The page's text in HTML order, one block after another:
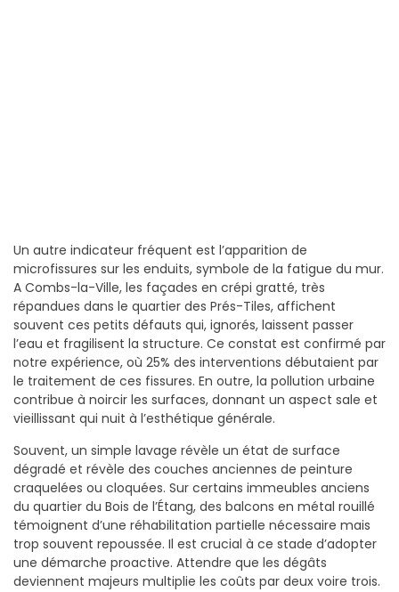
Un autre indicateur fréquent est l’apparition de
microfissures sur les enduits, symbole de la fatigue du mur.
A Combs-la-Ville, les façades en crépi gratté, très
répandues dans le quartier des Prés-Tiles, affichent
souvent ces petits défauts qui, ignorés, laissent passer
l’eau et fragilisent la structure. Ce constat est confirmé par
notre expérience, où 25% des interventions débutaient par
le traitement de ces fissures. En outre, la pollution urbaine
contribue à noircir les surfaces, donnant un aspect sale et
vieillissant qui nuit à l’esthétique générale.
Souvent, un simple lavage révèle un état de surface
dégradé et révèle des couches anciennes de peinture
craquelées ou cloquées. Sur certains immeubles anciens
du quartier du Bois de l’Étang, des balcons en métal rouillé
témoignent d’une réhabilitation partielle nécessaire mais
trop souvent repoussée. Il est crucial à ce stade d’adopter
une démarche proactive. Attendre que les dégâts
deviennent majeurs multiplie les coûts par deux voire trois.